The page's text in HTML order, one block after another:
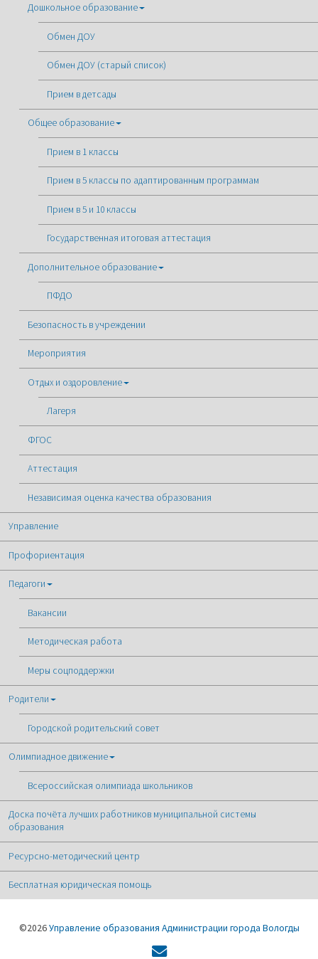
Дошкольное образование
Обмен ДОУ
Обмен ДОУ (старый список)
Прием в детсады
Общее образование
Прием в 1 классы
Прием в 5 классы по адаптированным программам
Прием в 5 и 10 классы
Государственная итоговая аттестация
Дополнительное образование
ПФДО
Безопасность в учреждении
Мероприятия
Отдых и оздоровление
Лагеря
ФГОС
Аттестация
Независимая оценка качества образования
Управление
Профориентация
Педагоги
Вакансии
Методическая работа
Меры соцподдержки
Родители
Городской родительский совет
Олимпиадное движение
Всероссийская олимпиада школьников
Доска почёта лучших работников муниципальной системы
образования
Ресурсно-методический центр
Бесплатная юридическая помощь
©2026Управление образования Администрации города Вологды
Форма